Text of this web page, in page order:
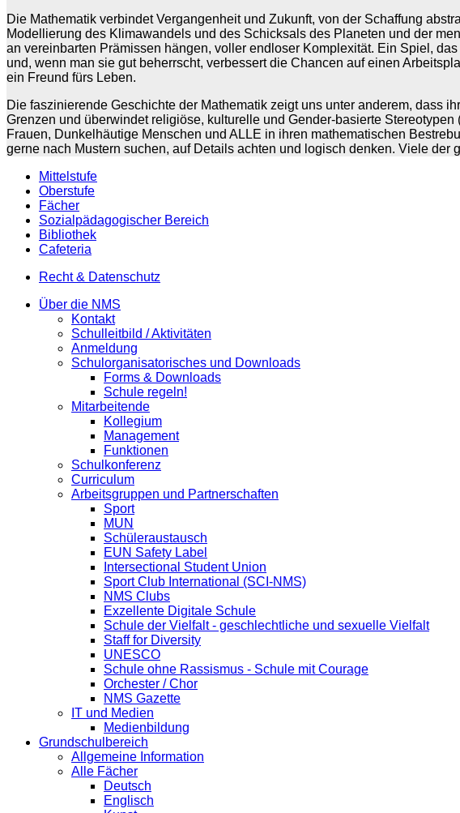
Die Mathematik verbindet Vergangenheit und Zukunft, von der Schaffung
Modellierung des Klimawandels und des Schicksals des Planeten und der
an vereinbarten Prämissen hängen, voller endloser Komplexität. Ein Spiel,
und, wenn man sie gut beherrscht, verbessert die Chancen auf einen
ein Freund fürs Leben.
Die faszinierende Geschichte der Mathematik zeigt uns unter anderem, dass
Grenzen und überwindet religiöse, kulturelle und Gender-basierte
Frauen, Dunkelhäutige Menschen und ALLE in ihren mathematischen
gerne nach Mustern suchen, auf Details achten und logisch denken. Viele
Mittelstufe
Oberstufe
Fächer
Sozialpädagogischer Bereich
Bibliothek
Cafeteria
Recht & Datenschutz
Über die NMS
Kontakt
Schulleitbild / Aktivitäten
Anmeldung
Schulorganisatorisches und Downloads
Forms & Downloads
Schule regeln!
Mitarbeitende
Kollegium
Management
Funktionen
Schulkonferenz
Curriculum
Arbeitsgruppen und Partnerschaften
Sport
MUN
Schüleraustausch
EUN Safety Label
Intersectional Student Union
Sport Club International (SCI-NMS)
NMS Clubs
Exzellente Digitale Schule
Schule der Vielfalt - geschlechtliche und sexuelle Vielfalt
Staff for Diversity
UNESCO
Schule ohne Rassismus - Schule mit Courage
Orchester / Chor
NMS Gazette
IT und Medien
Medienbildung
Grundschulbereich
Allgemeine Information
Alle Fächer
Deutsch
Englisch